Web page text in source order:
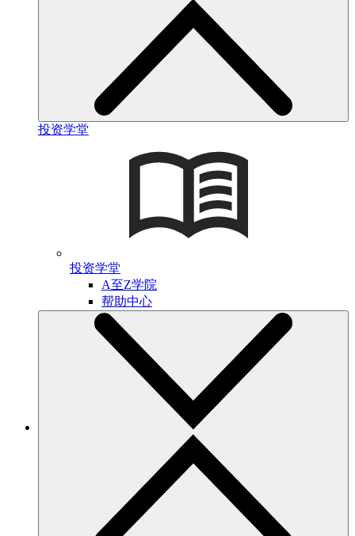
投资学堂
投资学堂
A至Z学院
帮助中心